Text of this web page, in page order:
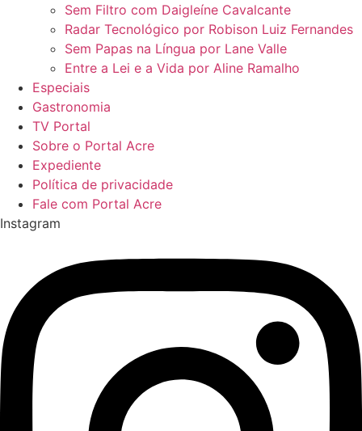
Sem Filtro com Daigleíne Cavalcante
Radar Tecnológico por Robison Luiz Fernandes
Sem Papas na Língua por Lane Valle
Entre a Lei e a Vida por Aline Ramalho
Especiais
Gastronomia
TV Portal
Sobre o Portal Acre
Expediente
Política de privacidade
Fale com Portal Acre
Instagram